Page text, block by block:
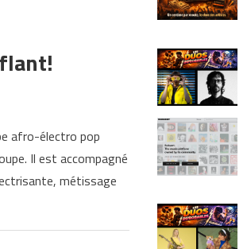
afro-électro pop
Il est accompagné
métissage